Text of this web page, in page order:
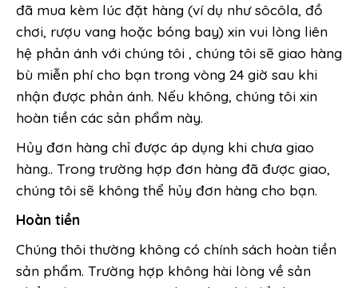
đã mua kèm lúc đặt hàng (ví dụ như sôcôla, đồ
chơi, rượu vang hoặc bóng bay) xin vui lòng liên
hệ phản ánh với chúng tôi , chúng tôi sẽ giao hàng
bù miễn phí cho bạn trong vòng 24 giờ sau khi
nhận được phản ánh. Nếu không, chúng tôi xin
hoàn tiền các sản phẩm này.
Hủy đơn hàng chỉ được áp dụng khi chưa giao
hàng.. Trong trường hợp đơn hàng đã được giao,
chúng tôi sẽ không thể hủy đơn hàng cho bạn.
Hoàn tiền
Chúng thôi thường không có chính sách hoàn tiền
sản phẩm. Trường hợp không hài lòng về sản